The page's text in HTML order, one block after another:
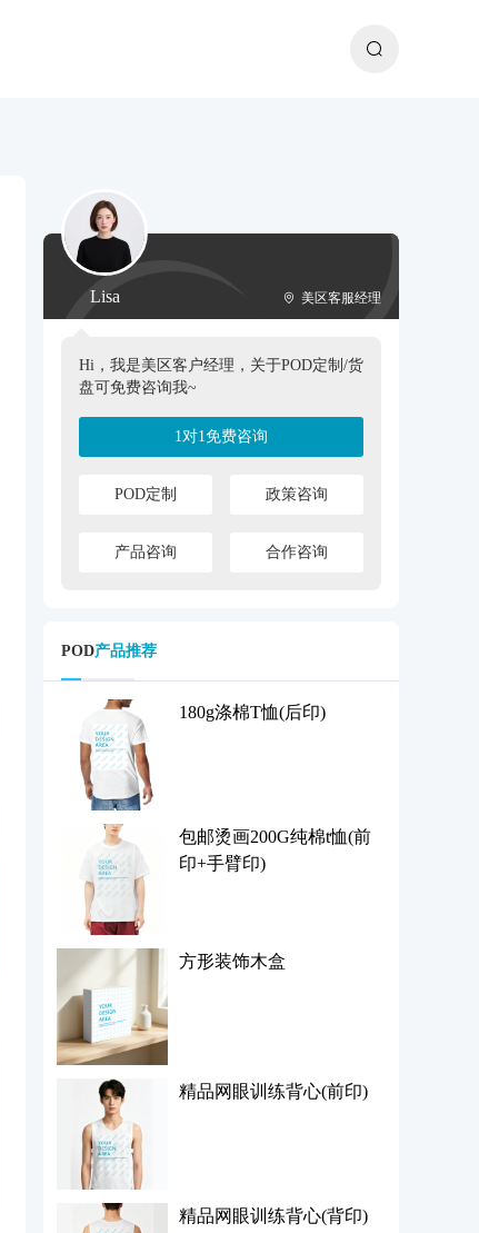
Lisa 美区客服经理
Hi，我是美区客户经理，关于POD定制/货
盘可免费咨询我~
1对1免费咨询
POD定制 政策咨询
产品咨询 合作咨询
POD产品推荐
180g涤棉T恤(后印)
包邮烫画200G纯棉t恤(前
印+手臂印)
方形装饰木盒
精品网眼训练背心(前印)
精品网眼训练背心(背印)